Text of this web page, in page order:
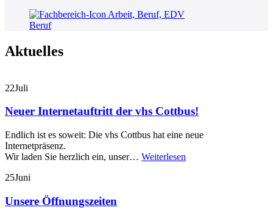
Beruf
Aktuelles
22Juli
Neuer Internetauftritt der vhs Cottbus!
Endlich ist es soweit: Die vhs Cottbus hat eine neue
Internetpräsenz.
Wir laden Sie herzlich ein, unser… Weiterlesen
25Juni
Unsere Öffnungszeiten